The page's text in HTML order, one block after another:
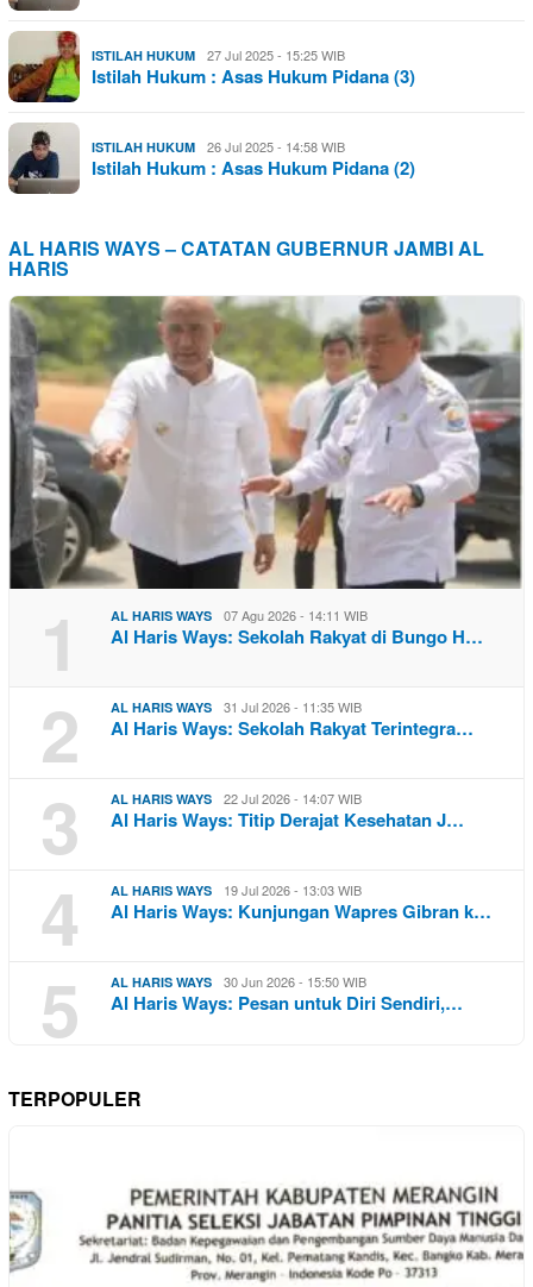
ISTILAH HUKUM 27 Jul 2025 - 15:25 WIB
Istilah Hukum : Asas Hukum Pidana (3)
ISTILAH HUKUM 26 Jul 2025 - 14:58 WIB
Istilah Hukum : Asas Hukum Pidana (2)
AL HARIS WAYS – CATATAN GUBERNUR JAMBI AL
HARIS
1 AL HARIS WAYS 07 Agu 2026 - 14:11 WIB
Al Haris Ways: Sekolah Rakyat di Bungo H…
2 AL HARIS WAYS 31 Jul 2026 - 11:35 WIB
Al Haris Ways: Sekolah Rakyat Terintegra…
3 AL HARIS WAYS 22 Jul 2026 - 14:07 WIB
Al Haris Ways: Titip Derajat Kesehatan J…
4 AL HARIS WAYS 19 Jul 2026 - 13:03 WIB
Al Haris Ways: Kunjungan Wapres Gibran k…
5 AL HARIS WAYS 30 Jun 2026 - 15:50 WIB
Al Haris Ways: Pesan untuk Diri Sendiri,…
TERPOPULER